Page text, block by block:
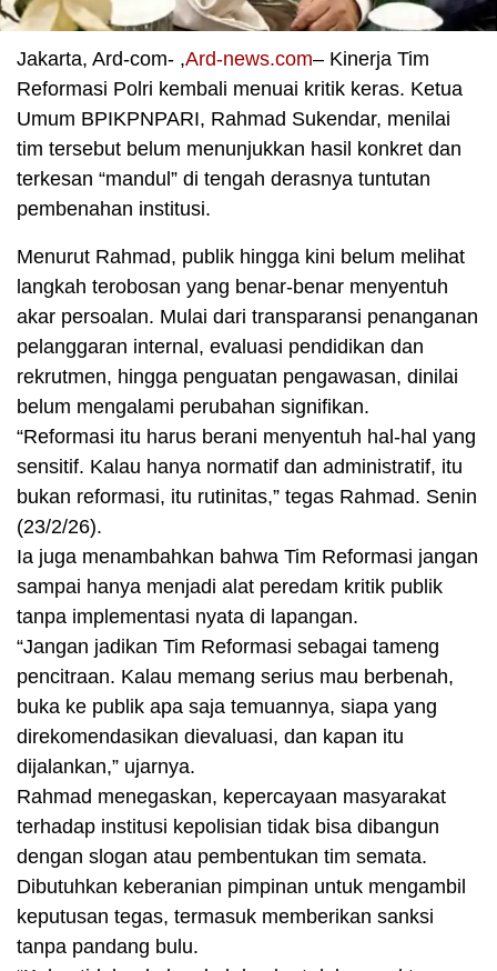
Jakarta, Ard-com- ,Ard-news.com– Kinerja Tim
Reformasi Polri kembali menuai kritik keras. Ketua
Umum BPIKPNPARI, Rahmad Sukendar, menilai
tim tersebut belum menunjukkan hasil konkret dan
terkesan “mandul” di tengah derasnya tuntutan
pembenahan institusi.
Menurut Rahmad, publik hingga kini belum melihat
langkah terobosan yang benar-benar menyentuh
akar persoalan. Mulai dari transparansi penanganan
pelanggaran internal, evaluasi pendidikan dan
rekrutmen, hingga penguatan pengawasan, dinilai
belum mengalami perubahan signifikan.
“Reformasi itu harus berani menyentuh hal-hal yang
sensitif. Kalau hanya normatif dan administratif, itu
bukan reformasi, itu rutinitas,” tegas Rahmad. Senin
(23/2/26).
Ia juga menambahkan bahwa Tim Reformasi jangan
sampai hanya menjadi alat peredam kritik publik
tanpa implementasi nyata di lapangan.
“Jangan jadikan Tim Reformasi sebagai tameng
pencitraan. Kalau memang serius mau berbenah,
buka ke publik apa saja temuannya, siapa yang
direkomendasikan dievaluasi, dan kapan itu
dijalankan,” ujarnya.
Rahmad menegaskan, kepercayaan masyarakat
terhadap institusi kepolisian tidak bisa dibangun
dengan slogan atau pembentukan tim semata.
Dibutuhkan keberanian pimpinan untuk mengambil
keputusan tegas, termasuk memberikan sanksi
tanpa pandang bulu.